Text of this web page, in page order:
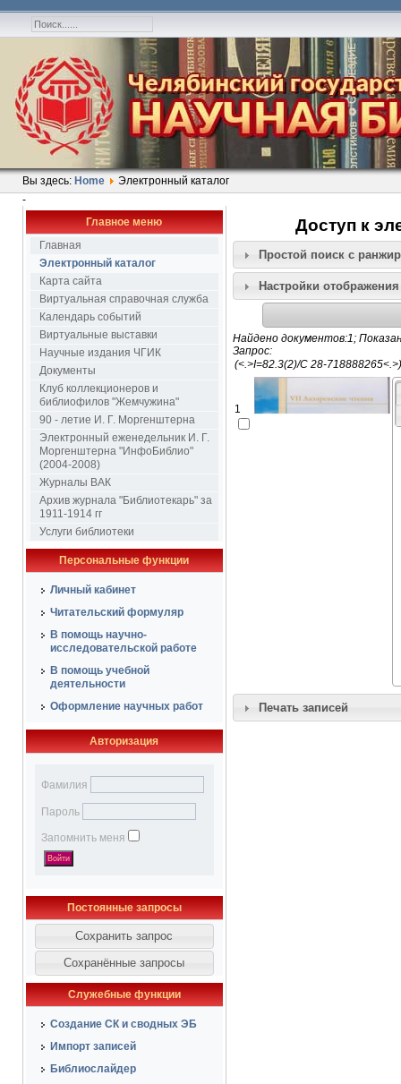
Вы здесь: Home
Электронный каталог
-
Главное меню
Главная
Электронный каталог
Карта сайта
Виртуальная справочная служба
Календарь событий
Виртуальные выставки
Научные издания ЧГИК
Документы
Клуб коллекционеров и
библиофилов "Жемчужина"
90 - летие И. Г. Моргенштерна
Электронный еженедельник И. Г.
Моргенштерна "ИнфоБиблио"
(2004-2008)
Журналы ВАК
Архив журнала "Библиотекарь" за
1911-1914 гг
Услуги библиотеки
Персональные функции
Личный кабинет
Читательский формуляр
В помощь научно-
исследовательской работе
В помощь учебной
деятельности
Оформление научных работ
Авторизация
Фамилия
Пароль
Запомнить меня
Постоянные запросы
Служебные функции
Создание СК и сводных ЭБ
Импорт записей
Библиослайдер
Доступ к
Простой поиск c
Настройки отображения
Найдено документов:1;
Запрос:
1
Печать записей